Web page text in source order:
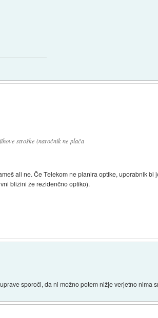
stroške (naročnik ne plača
ali ne. Če Telekom ne planira optike, uporabnik bi
bližini že rezidenčno optiko).
sporoči, da ni možno potem nižje verjetno nima